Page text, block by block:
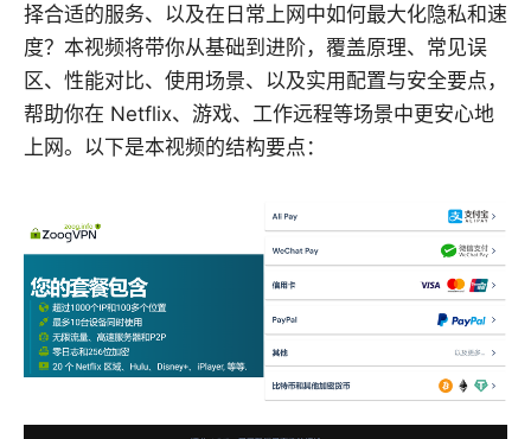
择合适的服务、以及在日常上网中如何最大化隐私和速
度？本视频将带你从基础到进阶，覆盖原理、常见误
区、性能对比、使用场景、以及实用配置与安全要点，
帮助你在 Netflix、游戏、工作远程等场景中更安心地
上网。以下是本视频的结构要点：